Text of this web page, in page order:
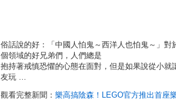
俗話說的好：「中國人怕鬼～西洋人也怕鬼～」對
個領域的好兄弟們，人們總是
抱持著戒慎恐懼的心態在面對，但是如果說從小就
友玩 …
觀看完整新聞： 樂高搞陰森！LEGO官方推出首座